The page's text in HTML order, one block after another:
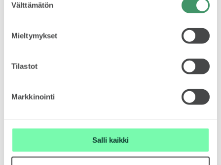
valinta
Välttämätön
Mieltymykset
Tilastot
Markkinointi
Salli kaikki
Tapio kutsuu purjehduksen vetovoimaa vapauden illuusioksi.
meneväni vaikka maailman ympäri. Jo pienet
optimistijollapurjehtijat ovat veneensä kippareita ja voivat